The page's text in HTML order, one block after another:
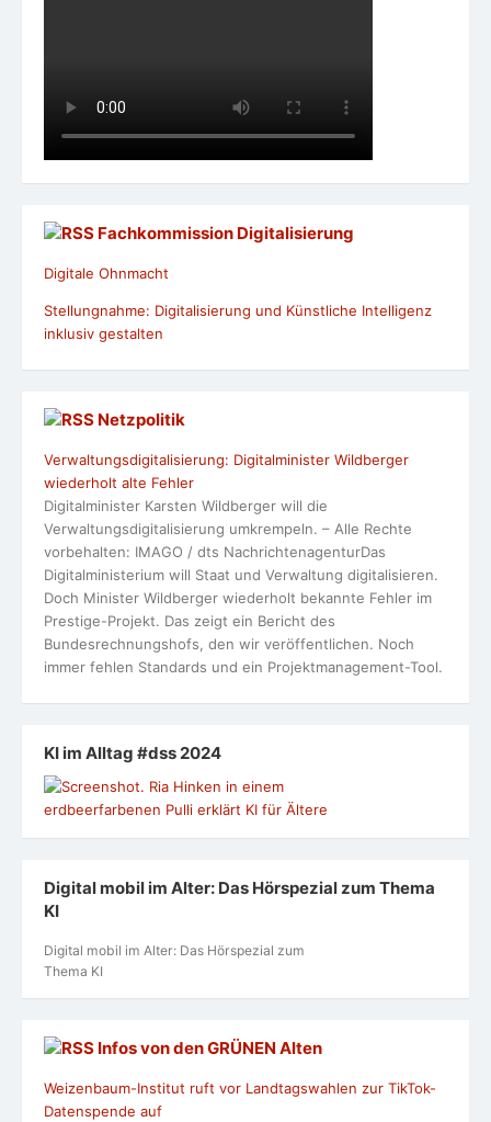
Fachkommission Digitalisierung
Digitale Ohnmacht
Stellungnahme: Digitalisierung und Künstliche Intelligenz
inklusiv gestalten
Netzpolitik
Verwaltungsdigitalisierung: Digitalminister Wildberger
wiederholt alte Fehler
Digitalminister Karsten Wildberger will die
Verwaltungsdigitalisierung umkrempeln. – Alle Rechte
vorbehalten: IMAGO / dts NachrichtenagenturDas
Digitalministerium will Staat und Verwaltung digitalisieren.
Doch Minister Wildberger wiederholt bekannte Fehler im
Prestige-Projekt. Das zeigt ein Bericht des
Bundesrechnungshofs, den wir veröffentlichen. Noch
immer fehlen Standards und ein Projektmanagement-Tool.
KI im Alltag #dss 2024
Digital mobil im Alter: Das Hörspezial zum Thema
KI
Digital mobil im Alter: Das Hörspezial zum
Thema KI
Infos von den GRÜNEN Alten
Weizenbaum-Institut ruft vor Landtagswahlen zur TikTok-
Datenspende auf